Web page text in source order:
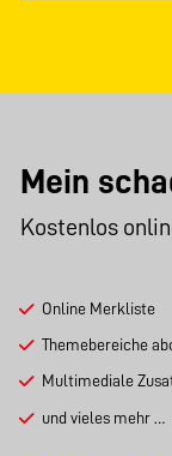
Mein
Kostenlos
Online Merkliste
Themebereiche
Multimediale
und vieles mehr …